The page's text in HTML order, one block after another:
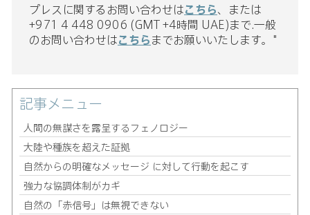
プレスに関するお問い合わせはこちら、または
+971 4 448 0906 (GMT +4時間 UAE)まで.一般
のお問い合わせはこちらまでお願いいたします。"
記事メニュー
人間の無謀さを露呈するフェノロジー
大陸や種族を超えた証拠
自然からの明確なメッセージ に対して行動を起こす
強力な協調体制がカギ
自然の「赤信号」は無視できない